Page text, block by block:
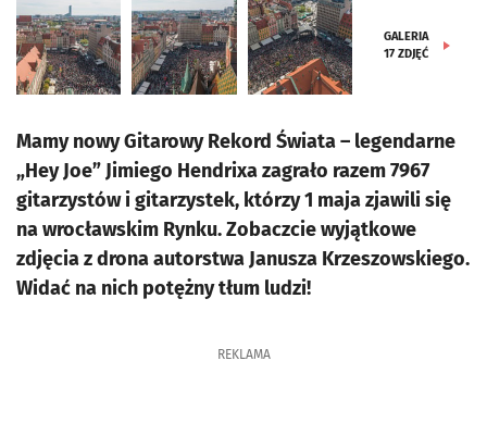
GALERIA
17 ZDJĘĆ
Mamy nowy Gitarowy Rekord Świata – legendarne
„Hey Joe” Jimiego Hendrixa zagrało razem 7967
gitarzystów i gitarzystek, którzy 1 maja zjawili się
na wrocławskim Rynku. Zobaczcie wyjątkowe
zdjęcia z drona autorstwa Janusza Krzeszowskiego.
Widać na nich potężny tłum ludzi!
REKLAMA